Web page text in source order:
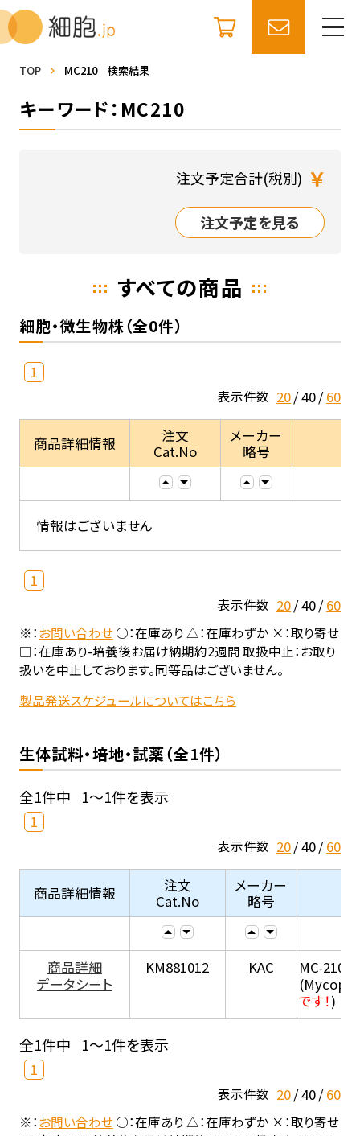
TOP MC210 検索結果
キーワード：MC210
注文予定合計(税別) ￥
注文予定を見る
すべての商品
細胞・微生物株（全0件）
1
表示件数 20 40 60
商品詳細情報
注文
Cat.No
メーカー
略号
情報はございません
1
表示件数 20 40 60
※：お問い合わせ○：在庫あり △：在庫わずか ×：取り寄せ
□：在庫あり-培養後お届け納期約2週間 取扱中止：お取り
扱いを中止しております。同等品はございません。
製品発送スケジュールについてはこちら
生体試料・培地・試薬（全1件）
全1件中 1～1件を表示
1
表示件数 20 40 60
商品詳細情報
注文
Cat.No
メーカー
略号
商品詳細
データシート
KM881012 KAC
MC-210 (
です！)
全1件中 1～1件を表示
1
表示件数 20 40 60
※：お問い合わせ○：在庫あり △：在庫わずか ×：取り寄せ